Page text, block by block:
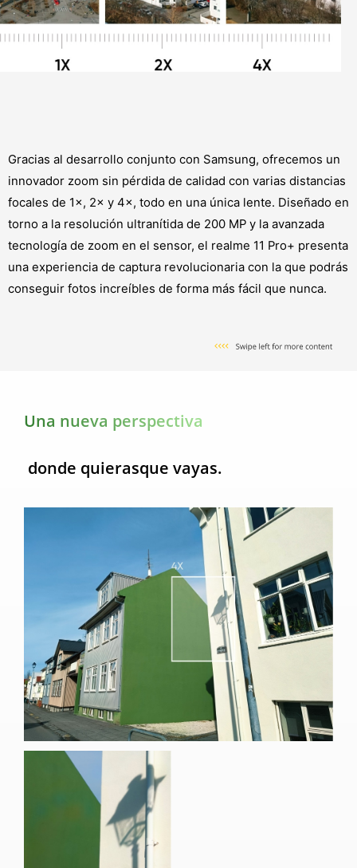
Gracias al desarrollo conjunto con Samsung, ofrecemos un
innovador zoom sin pérdida de calidad con varias distancias
focales de 1×, 2× y 4×, todo en una única lente. Diseñado en
torno a la resolución ultranítida de 200 MP y la avanzada
tecnología de zoom en el sensor, el realme 11 Pro+ presenta
una experiencia de captura revolucionaria con la que podrás
conseguir fotos increíbles de forma más fácil que nunca.
Una nueva perspectiva
donde quierasque vayas.